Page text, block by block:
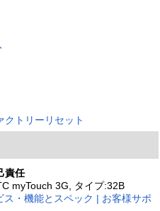
クトリーリセット
責任
myTouch 3G, タイプ:32B
・機能とスペック | お客様サポ